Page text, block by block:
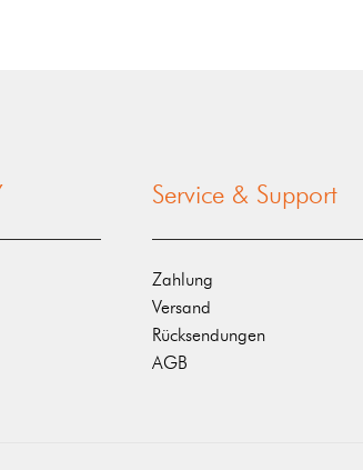
Service & Support
Zahlung
Versand
Rücksendungen
AGB